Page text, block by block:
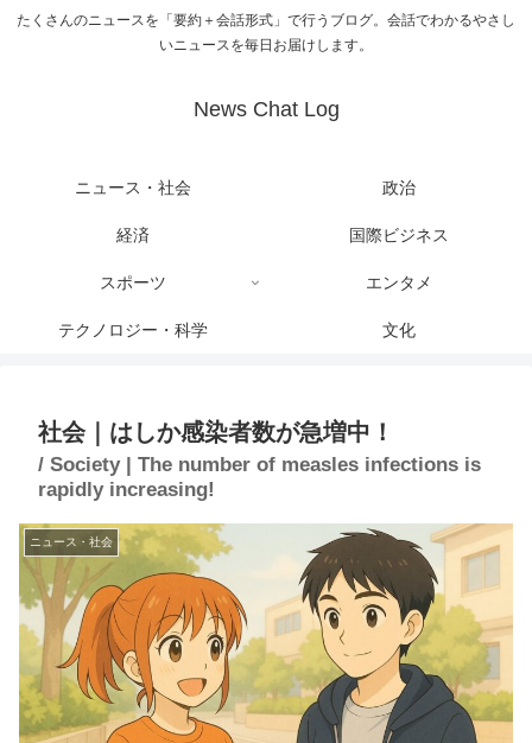
たくさんのニュースを「要約＋会話形式」で行うブログ。会話でわかるやさし
いニュースを毎日お届けします。
News Chat Log
ニュース・社会 政治
経済 国際ビジネス
スポーツ エンタメ
テクノロジー・科学 文化
社会｜はしか感染者数が急増中！
/ Society | The number of measles infections is
rapidly increasing!
ニュース・社会